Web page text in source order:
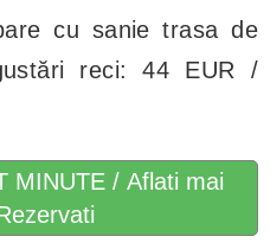
cu sanie trasa de
reci: 44 EUR /
MINUTE / Aflati mai